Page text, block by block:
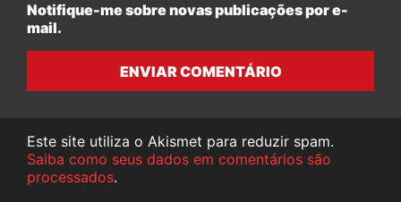
Notifique-me sobre novas publicações por e-
mail.
ENVIAR COMENTÁRIO
Este site utiliza o Akismet para reduzir spam.
Saiba como seus dados em comentários são
processados.